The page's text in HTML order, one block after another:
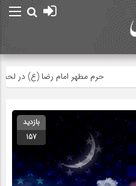
حرم مطهر امام رضا (ع) در لحظه
بازدید
157